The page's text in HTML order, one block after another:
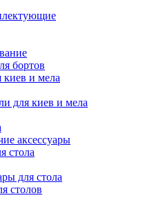
бортов
киев и мела
для киев и мела
аксессуары
стола
для стола
столов